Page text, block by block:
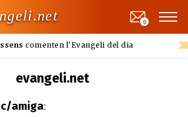
comenten l'Evangeli del dia
0
evangeli.net
amiga: